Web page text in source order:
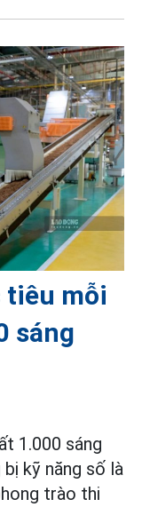
tiêu mỗi
sáng
1.000 sáng
kỹ năng số là
trào thi